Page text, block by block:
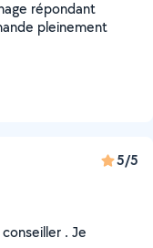
répondant
pleinement
5/5
. Je